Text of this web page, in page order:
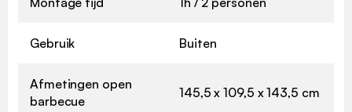
Gebruik Buiten
Afmetingen open
barbecue
145,5 x 109,5 x 143,5 cm